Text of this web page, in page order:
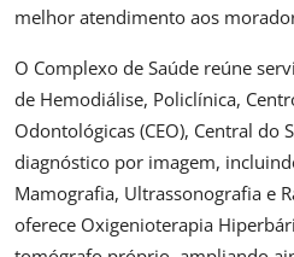
melhor atendimento aos
O Complexo de Saúde reúne
de Hemodiálise, Policlínica,
Odontológicas (CEO), Central do
diagnóstico por imagem,
Mamografia, Ultrassonografia e
oferece Oxigenioterapia